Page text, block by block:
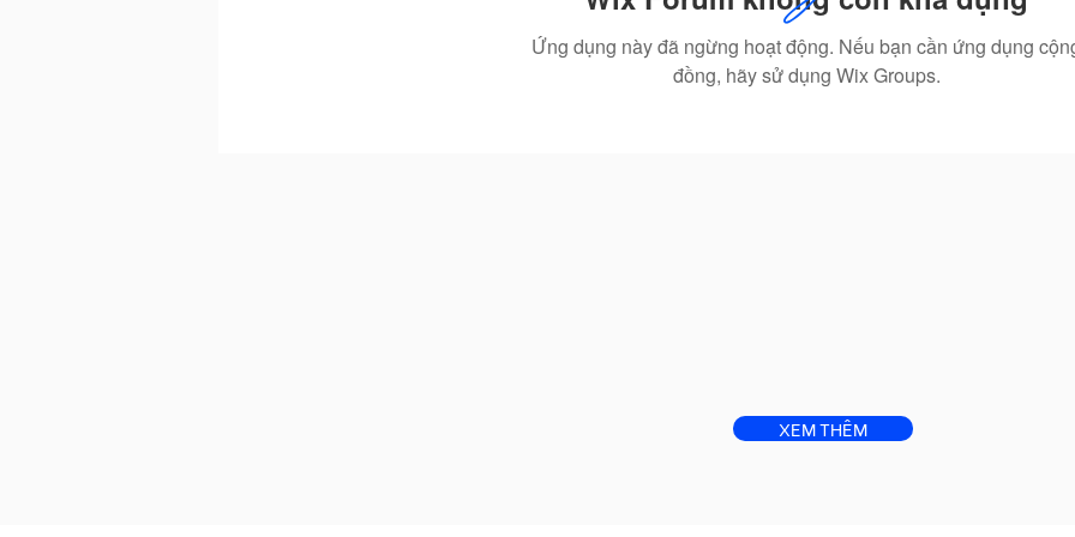
Ứng dụng này đã ngừng hoạt động. Nếu bạn cần ứng dụng
đồng, hãy sử dụng Wix Groups.
XEM THÊM